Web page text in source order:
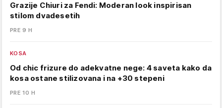
Grazije Chiuri za Fendi: Moderan look inspirisan
stilom dvadesetih
PRE 9 H
KOSA
Od chic frizure do adekvatne nege: 4 saveta kako da
kosa ostane stilizovana i na +30 stepeni
PRE 10 H